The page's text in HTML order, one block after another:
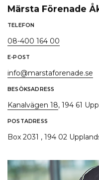
Märsta Förenade
TELEFON
08-400 164 00
E-POST
info@marstaforenade.se
BESÖKSADRESS
Kanalvägen 18, 194 61
POSTADRESS
Box 2031 , 194 02